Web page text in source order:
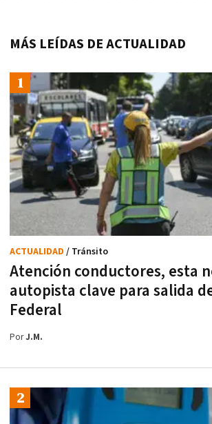
MÁS LEÍDAS DE ACTUALIDAD
Atención conductores, esta
autopista clave para salida
Federal
ACTUALIDAD / Tránsito
PorJ.M.